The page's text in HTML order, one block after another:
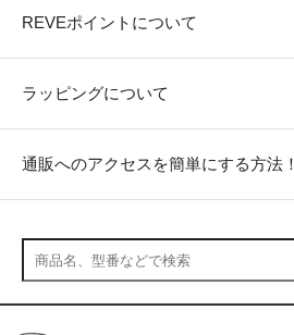
REVEポイントについて
ラッピングについて
通販へのアクセスを簡単にする方法！